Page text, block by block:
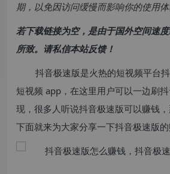
期，以免因访问缓慢而影响你的使用体
若下载链接为空，是由于国外空间速
所致。请私信本站反馈！
抖音极速版是火热的短视频平台
短视频 app，在这里用户可以一边刷
现，很多人听说抖音极速版可以赚钱
下面就来为大家分享一下抖音极速版的